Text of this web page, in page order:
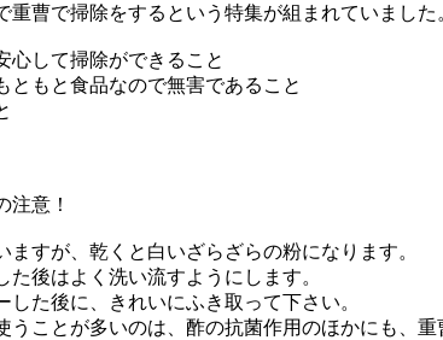
重曹で掃除をするという特集が組まれていました
心して掃除ができること
ともと食品なので無害であること
注意！
ますが、乾くと白いざらざらの粉になります。
た後はよく洗い流すようにします。
した後に、きれいにふき取って下さい。
うことが多いのは、酢の抗菌作用のほかにも、重